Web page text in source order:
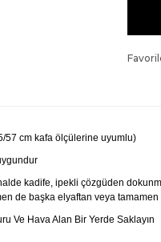
57 cm kafa ölçülerine uyumlu)
kadife, ipekli çözgüden
de başka elyaftan veya
Ve Hava Alan Bir Yerde Saklayın